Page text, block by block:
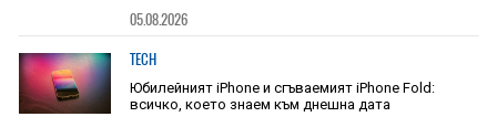
05.08.2026
TECH
Юбилейният iPhone и сгъваемият iPhone Fold:
всичко, което знаем към днешна дата